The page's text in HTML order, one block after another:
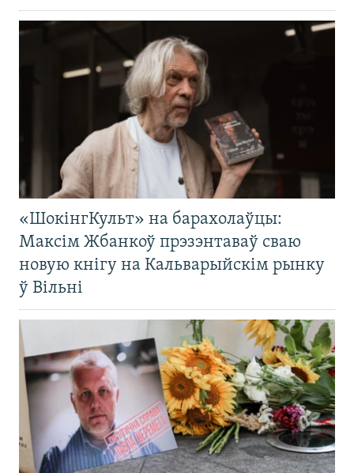
«ШокінгКульт» на барахолаўцы:
Максім Жбанкоў прэзэнтаваў сваю
новую кнігу на Кальварыйскім рынку
ў Вільні